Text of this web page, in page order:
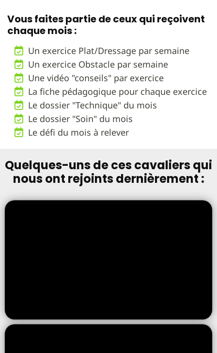
Vous faites partie de ceux qui reçoivent
chaque mois :
Un exercice Plat/Dressage par semaine
Un exercice Obstacle par semaine
Une vidéo "conseils" par exercice
La fiche pédagogique pour chaque exercice
Le dossier "Technique" du mois
Le dossier "Soin" du mois
Le défi du mois à relever
Quelques-uns de ces cavaliers qui
nous ont rejoints dernièrement :